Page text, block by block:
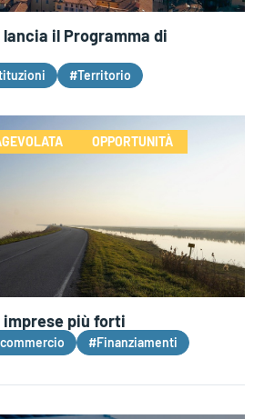
il Programma di
#Territorio
OPPORTUNITÀ
imprese più forti
#Finanziamenti